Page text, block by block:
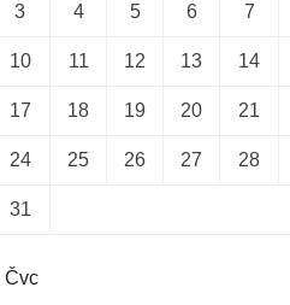
3 4 5 6 7
10 11 12 13 14
17 18 19 20 21
24 25 26 27 28
31
Čvc